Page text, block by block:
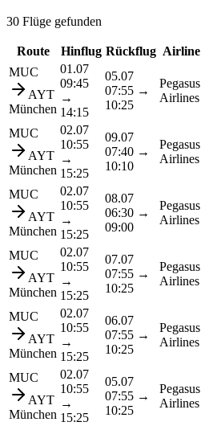
30 Flüge gefunden
Route Hinflug Rückflug Airline
MUC
AYT
München
01.07
09:45
→
14:15
05.07
07:55 →
10:25
Pegasus
Airlines
MUC
AYT
München
02.07
10:55
→
15:25
09.07
07:40 →
10:10
Pegasus
Airlines
MUC
AYT
München
02.07
10:55
→
15:25
08.07
06:30 →
09:00
Pegasus
Airlines
MUC
AYT
München
02.07
10:55
→
15:25
07.07
07:55 →
10:25
Pegasus
Airlines
MUC
AYT
München
02.07
10:55
→
15:25
06.07
07:55 →
10:25
Pegasus
Airlines
MUC
AYT
München
02.07
10:55
→
15:25
05.07
07:55 →
10:25
Pegasus
Airlines